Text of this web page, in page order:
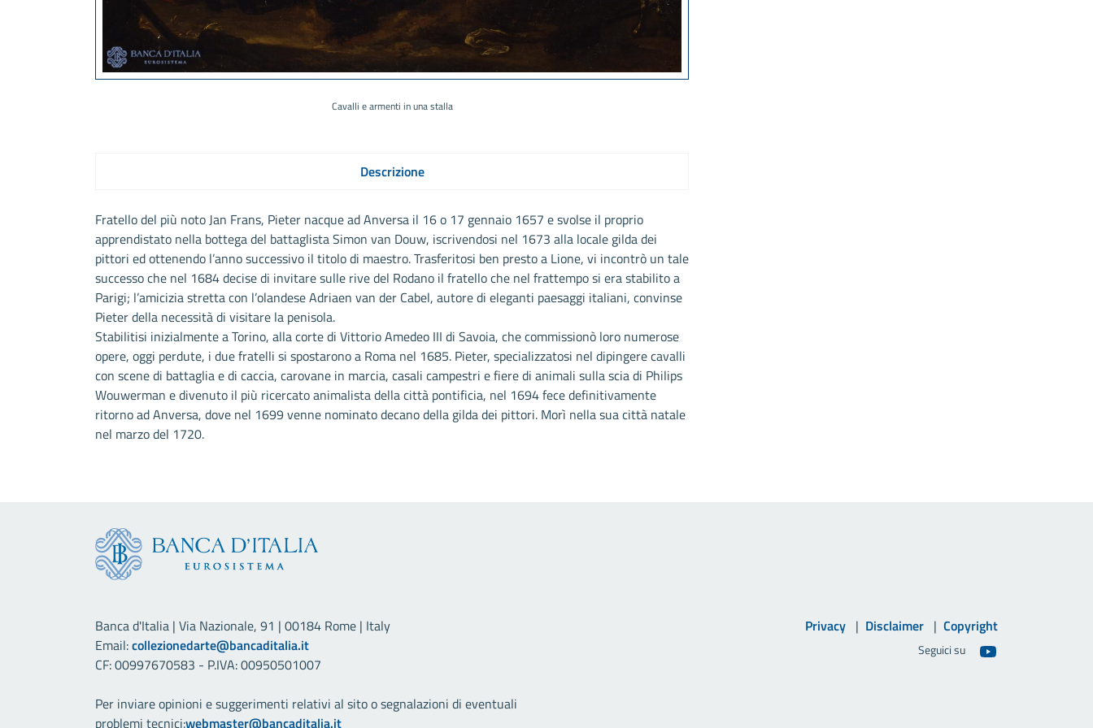
Cavalli e armenti in una stalla
Descrizione
Fratello del più noto Jan Frans, Pieter nacque ad Anversa il 16 o 17 gennaio 1657 e svolse il proprio
apprendistato nella bottega del battaglista Simon van Douw, iscrivendosi nel 1673 alla locale gilda dei
pittori ed ottenendo l’anno successivo il titolo di maestro. Trasferitosi ben presto a Lione, vi incontrò un tale
successo che nel 1684 decise di invitare sulle rive del Rodano il fratello che nel frattempo si era stabilito a
Parigi; l’amicizia stretta con l’olandese Adriaen van der Cabel, autore di eleganti paesaggi italiani, convinse
Pieter della necessità di visitare la penisola.
Stabilitisi inizialmente a Torino, alla corte di Vittorio Amedeo III di Savoia, che commissionò loro numerose
opere, oggi perdute, i due fratelli si spostarono a Roma nel 1685. Pieter, specializzatosi nel dipingere cavalli
con scene di battaglia e di caccia, carovane in marcia, casali campestri e fiere di animali sulla scia di Philips
Wouwerman e divenuto il più ricercato animalista della città pontificia, nel 1694 fece definitivamente
ritorno ad Anversa, dove nel 1699 venne nominato decano della gilda dei pittori. Morì nella sua città natale
nel marzo del 1720.
Banca d'Italia | Via Nazionale, 91 | 00184 Rome | Italy
Email:collezionedarte@bancaditalia.it
CF: 00997670583 - P.IVA: 00950501007
Per inviare opinioni e suggerimenti relativi al sito o segnalazioni di eventuali
problemi tecnici:webmaster@bancaditalia.it
Privacy Disclaimer Copyright
Seguici su